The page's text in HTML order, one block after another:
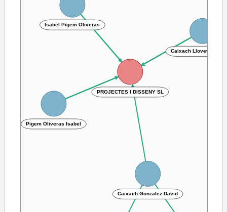
PROJECTES I DISSENY SL
Pigem Oliveras Isabel
Caixach Llovet
Caixach Gonzalez David
Isabel Pigem Oliveras